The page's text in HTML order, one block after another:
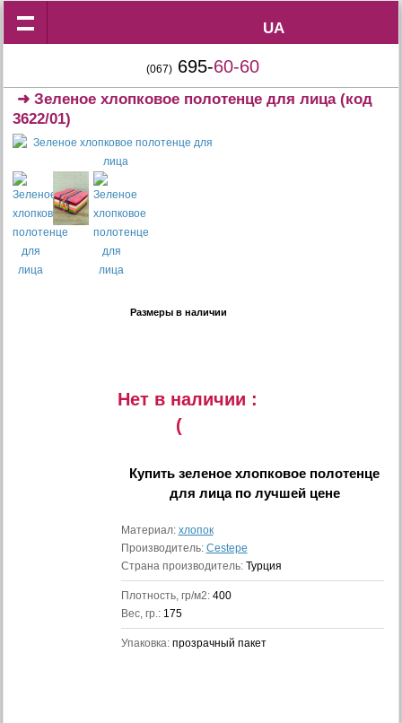
UA
UA
(067) 695-60-60
➜Зеленое хлопковое полотенце для лица(код
3622/01)
Размеры в наличии
Нет в наличии :
(
Купитьзеленое хлопковое полотенце
для лицапо лучшей цене
Материал: хлопок
Производитель: Cestepe
Страна производитель: Турция
Плотность, гр/м2: 400
Вес, гр.: 175
Упаковка: прозрачный пакет